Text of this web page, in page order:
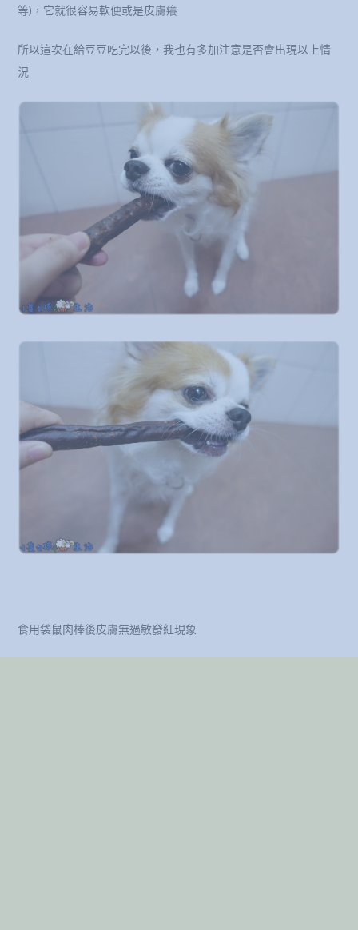
等)，它就很容易軟便或是皮膚癢
所以這次在給豆豆吃完以後，我也有多加注意是否會出現以上情
況
食用袋鼠肉棒後皮膚無過敏發紅現象